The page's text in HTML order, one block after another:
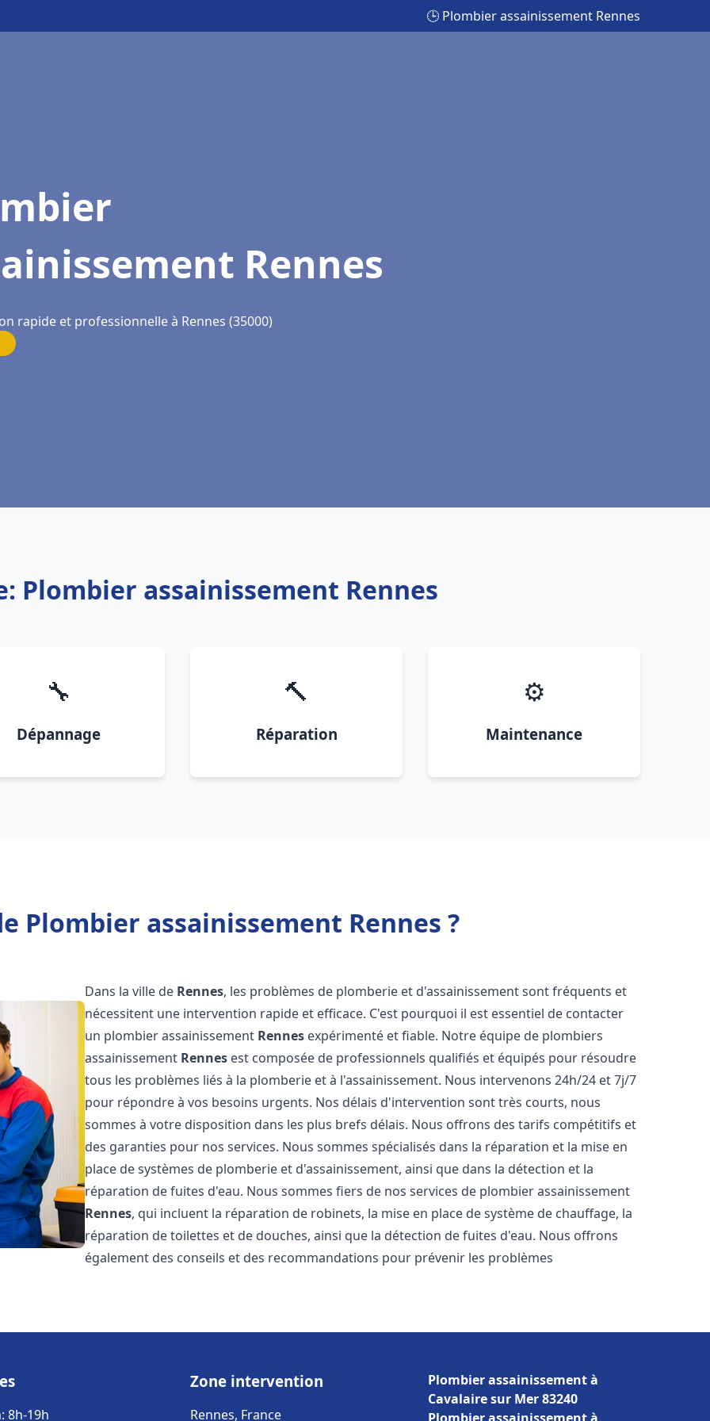
🕒 Plombier assainissement Rennes
Rennes
rapide et professionnelle à Rennes (35000)
Plombier assainissement Rennes
🔧
Dépannage
🔨
Réparation
⚙️
Maintenance
Plombier assainissement Rennes ?
Dans la ville de Rennes, les problèmes de plomberie et d'assainissement sont fréquents et
nécessitent une intervention rapide et efficace. C'est pourquoi il est essentiel de contacter
un plombier assainissement Rennes expérimenté et fiable. Notre équipe de plombiers
assainissement Rennes est composée de professionnels qualifiés et équipés pour résoudre
tous les problèmes liés à la plomberie et à l'assainissement. Nous intervenons 24h/24 et 7j/7
pour répondre à vos besoins urgents. Nos délais d'intervention sont très courts, nous
sommes à votre disposition dans les plus brefs délais. Nous offrons des tarifs compétitifs et
des garanties pour nos services. Nous sommes spécialisés dans la réparation et la mise en
place de systèmes de plomberie et d'assainissement, ainsi que dans la détection et la
réparation de fuites d'eau. Nous sommes fiers de nos services de plombier assainissement
Rennes, qui incluent la réparation de robinets, la mise en place de système de chauffage, la
réparation de toilettes et de douches, ainsi que la détection de fuites d'eau. Nous offrons
également des conseils et des recommandations pour prévenir les problèmes
8h-19h
Zone intervention
Rennes, France
Plombier assainissement à
Cavalaire sur Mer 83240